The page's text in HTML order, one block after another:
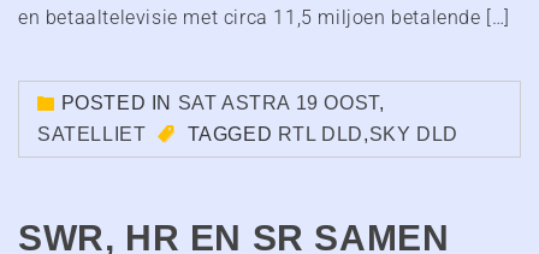
en betaaltelevisie met circa 11,5 miljoen betalende […]
POSTED IN SAT ASTRA 19 OOST,
SATELLIET
TAGGED RTL DLD,SKY DLD
SWR, HR EN SR SAMEN